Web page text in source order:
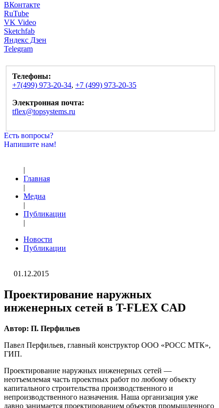
ВКонтакте
RuTube
VK Video
Sketchfab
Яндекс Дзен
Telegram
Телефоны:
+7(499) 973-20-34, +7 (499) 973-20-35
Электронная почта:
tflex@topsystems.ru
Есть вопросы?
Напишите нам!
|
Главная
|
Медиа
|
Публикации
|
Новости
Публикации
01.12.2015
Проектирование наружных
инженерных сетей в T-FLEX CAD
Автор: П. Перфильев
Павел Перфильев, главный конструктор ООО «РОСС МТК»,
ГИП.
Проектирование наружных инженерных сетей —
неотъемлемая часть проектных работ по любому объекту
капитального строительства производственного и
непроизводственного назначения. Наша организация уже
давно занимается проектированием объектов промышленного